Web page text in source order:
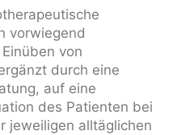
vorwiegend
von
durch eine
auf eine
des Patienten bei
jeweiligen alltäglichen